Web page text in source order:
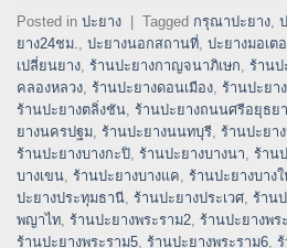
Posted in ปะยาง Tagged กรุณาปะยาง,
ยาง24ชม., ปะยางนอกสถานที่, ปะยางมอเตอ
เปลี่ยนยาง, ร้านปะยางกาญจนาภิเษก, ร้านป
คลองหลวง, ร้านปะยางดอนเมือง, ร้านปะยา
ร้านปะยางตลิ่งชัน, ร้านปะยางถนนศรีอยุธยา
ยางนครปฐม, ร้านปะยางนนทบุรี, ร้านปะยา
ร้านปะยางบางกะปิ, ร้านปะยางบางนา, ร้าน
บางเขน, ร้านปะยางบางแค, ร้านปะยางบาง
ปะยางประทุมธานี, ร้านปะยางประเวศ, ร้าน
พญาไท, ร้านปะยางพระราม2, ร้านปะยางพร
ร้านปะยางพระราม5, ร้านปะยางพระราม6,